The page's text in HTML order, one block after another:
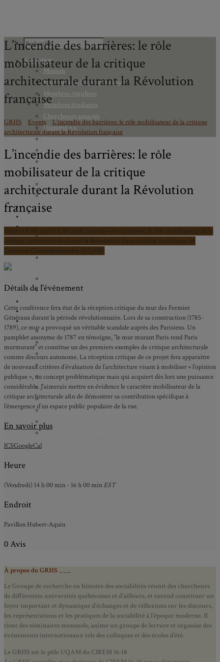
À PROPOS
Mission
Programmation scientifique
Membres réguliers
Membres étudiants
Chercheurs associés
Diplômé.e.s
Statuts
Gouvernance
Partenaires
Bulletin trimestriel du GRHS
Bourses du GRHS
ARCHIVES
PROJETS EN COURS
AXES DE RECHERCHE
Axe 1 : Représentations publiques, communes et privées de la
Cité
Axe 2 : Réputation, célébrité et popularité dans l’espace
Axe 4 : Conflits, justice et régulation sociale
LECTURES
MÉDIATHÈQUE
CINÉ-HISTOIRE – Voyage dans le cinéma japonais
CINÉ-HISTOIRE – La femme à la caméra
CINÉ-HISTOIRE – L’histoire comme chaos
CINÉ-HISTOIRE – Rome face à l’histoire
CINÉ-HISTOIRE – À l’ombre du 19e siècle
CINÉ-HISTOIRE – Sous l’œil de Bertrand Tavernier
CINÉ-HISTOIRE – L’histoire au tribunal
CINÉ-HISTOIRE – Le 18e siècle à l’écran
CINÉ-HISTOIRE – Kubrick historien
L’incendie des barrières: le rôle
mobilisateur de la critique
architecturale durant la Révolution
française
GRHS Events>L’incendie des barrières: le rôle mobilisateur de la critique
architecturale durant la Révolution française
L’incendie des barrières: le rôle
mobilisateur de la critique
architecturale durant la Révolution
française
18jan14 h 00 min16 h 00 minL’incendie des barrières: le rôle mobilisateur de la
critique architecturale durant la Révolution françaiseUne conférence de
Christina Contandriopoulos (UQAM)
Détails de l'événement
Cette conférence fera état de la réception critique du mur des Fermier
Généraux durant la période révolutionnaire. Lors de sa construction (1785-
1789), ce mur a provoqué un véritable scandale auprès des Parisiens. Un
pamphlet anonyme de 1787 en témoigne, “le mur murant Paris rend Paris
murmurant” et constitue un des premiers exemples de critique architecturale
comme discours autonome. La réception critique de ce projet fera apparaitre
de nouveaux critères d’évaluation de l’architecture visant à mobiliser « l’opinion
publique », un concept problématique mais qui acquiert dès lors une puissance
considérable. J’aimerais mettre en évidence le caractère mobilisateur de la
critique architecturale afin de démontrer sa contribution spécifique à
l’émergence d’un espace public populaire de la rue.
En savoir plus
ICSGoogleCal
Heure
(Vendredi) 14 h 00 min - 16 h 00 min EST
Endroit
Pavillon Hubert-Aquin
0 Avis
À propos du GRHS ___
Le Groupe de recherche en histoire des sociabilités réunit des chercheurs
de différentes universités québécoises et d’ailleurs, et entend constituer un
foyer important et dynamique d’échanges et de réflexions sur les discours,
les représentations et les pratiques de la sociabilité à l’époque moderne. Il
tient des séminaires mensuels, anime un groupe de lecture et organise des
événements internationaux tels des colloques et des écoles d’été.
Le GRHS est le pôle UQAM du CIREM 16-18